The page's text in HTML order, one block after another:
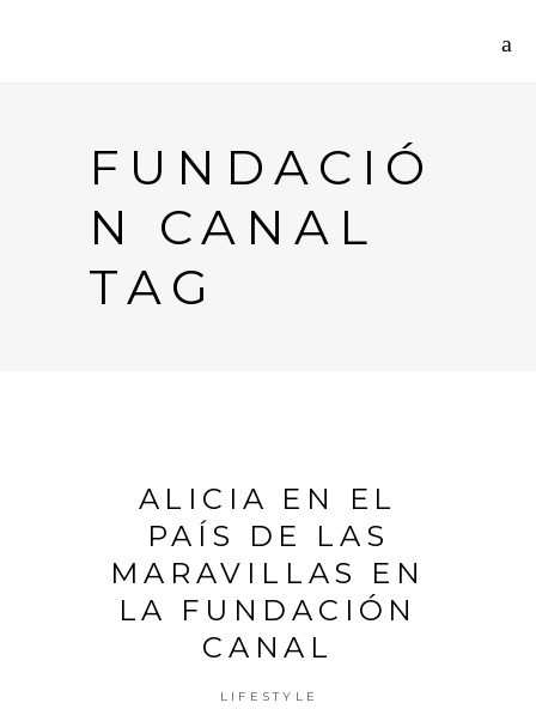
FUNDACIÓ
N CANAL
TAG
ALICIA EN EL
PAÍS DE LAS
MARAVILLAS EN
LA FUNDACIÓN
CANAL
LIFESTYLE